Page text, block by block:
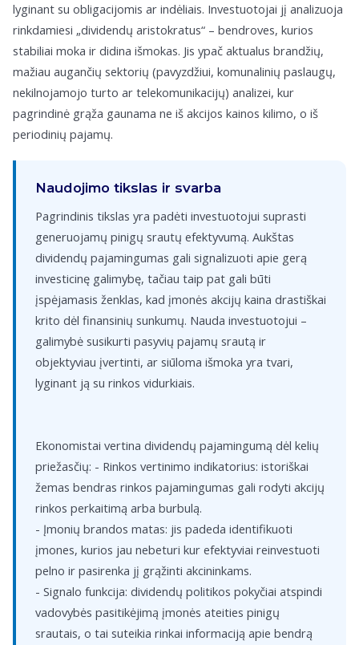
lyginant su obligacijomis ar indėliais. Investuotojai jį analizuoja
rinkdamiesi „dividendų aristokratus“ – bendroves, kurios
stabiliai moka ir didina išmokas. Jis ypač aktualus brandžių,
mažiau augančių sektorių (pavyzdžiui, komunalinių paslaugų,
nekilnojamojo turto ar telekomunikacijų) analizei, kur
pagrindinė grąža gaunama ne iš akcijos kainos kilimo, o iš
periodinių pajamų.
Naudojimo tikslas ir svarba
Pagrindinis tikslas yra padėti investuotojui suprasti
generuojamų pinigų srautų efektyvumą. Aukštas
dividendų pajamingumas gali signalizuoti apie gerą
investicinę galimybę, tačiau taip pat gali būti
įspėjamasis ženklas, kad įmonės akcijų kaina drastiškai
krito dėl finansinių sunkumų. Nauda investuotojui –
galimybė susikurti pasyvių pajamų srautą ir
objektyviau įvertinti, ar siūloma išmoka yra tvari,
lyginant ją su rinkos vidurkiais.
Ekonomistai vertina dividendų pajamingumą dėl kelių
priežasčių: - Rinkos vertinimo indikatorius: istoriškai
žemas bendras rinkos pajamingumas gali rodyti akcijų
rinkos perkaitimą arba burbulą.
- Įmonių brandos matas: jis padeda identifikuoti
įmones, kurios jau nebeturi kur efektyviai reinvestuoti
pelno ir pasirenka jį grąžinti akcininkams.
- Signalo funkcija: dividendų politikos pokyčiai atspindi
vadovybės pasitikėjimą įmonės ateities pinigų
srautais, o tai suteikia rinkai informaciją apie bendrą